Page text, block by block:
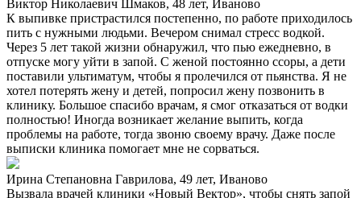
Виктор Николаевич Шмаков, 48 лет, Иваново
К выпивке пристрастился постепенно, по работе приходилось
пить с нужными людьми. Вечером снимал стресс водкой.
Через 5 лет такой жизни обнаружил, что пью ежедневно, в
отпуске могу уйти в запой. С женой постоянно ссоры, а дети
поставили ультиматум, чтобы я пролечился от пьянства. Я не
хотел потерять жену и детей, попросил жену позвонить в
клинику. Большое спасибо врачам, я смог отказаться от водки
полностью! Иногда возникает желание выпить, когда
проблемы на работе, тогда звоню своему врачу. Даже после
выписки клиника помогает мне не сорваться.
Ирина Степановна Гаврилова, 49 лет, Иваново
Вызвала врачей клиники «Новый Вектор», чтобы снять запой